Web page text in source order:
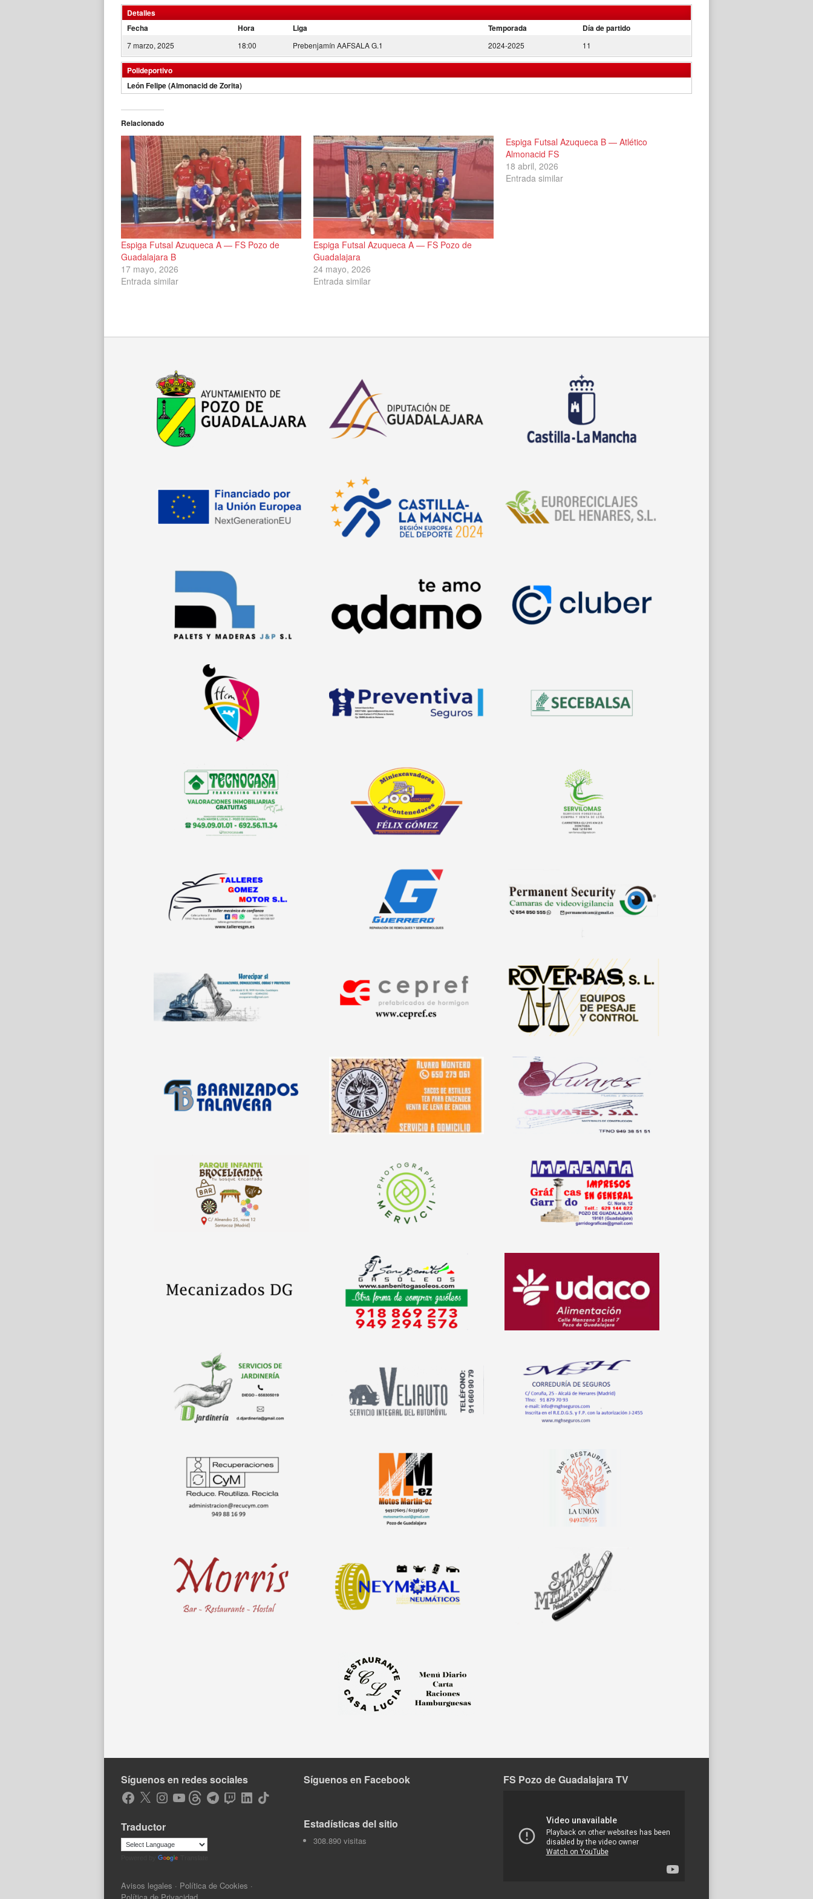
Detalles
Fecha
Hora Liga Temporada Día de partido
7 marzo, 2025 18:00 Prebenjamín AAFSALA G.1 2024-2025 11
Polideportivo
León Felipe (Almonacid de Zorita)
Relacionado
Espiga Futsal Azuqueca A — FS Pozo de
Guadalajara B
17 mayo, 2026
Entrada similar
Espiga Futsal Azuqueca A — FS Pozo de
Guadalajara
24 mayo, 2026
Entrada similar
Espiga Futsal Azuqueca B — Atlético
Almonacid FS
18 abril, 2026
Entrada similar
Síguenos en redes sociales
Facebook
X Instagram
YouTubeThreadsTelegramTwitchLinkedIn
TikTok
Traductor
Avisos legales · Política de Cookies ·
Síguenos en Facebook
Estadísticas del sitio
308.890 visitas
FS Pozo de Guadalajara TV